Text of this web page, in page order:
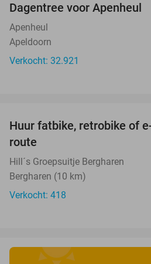
Dagentree voor Apenheul
Apenheul
Apeldoorn
Verkocht: 32.921
Huur fatbike, retrobike of
route
Hill´s Groepsuitje Bergharen
Bergharen (10 km)
Verkocht: 418